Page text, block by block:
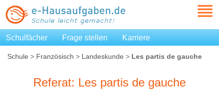
Schulfächer Frage stellen Karriere
Schule > Französisch > Landeskunde > Les partis de gauche
Referat: Les partis de gauche